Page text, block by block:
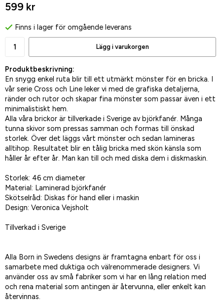
599 kr
Finns i lager för omgående leverans
Lägg i varukorgen
Produktbeskrivning:
En snygg enkel ruta blir till ett utmärkt mönster för en bricka. I
vår serie Cross och Line leker vi med de grafiska detaljerna,
ränder och rutor och skapar fina mönster som passar även i ett
minimalistiskt hem.
Alla våra brickor är tillverkade i Sverige av björkfanér. Många
tunna skivor som pressas samman och formas till önskad
storlek. Över det läggs vårt mönster och sedan lamineras
alltihop. Resultatet blir en tålig bricka med skön känsla som
håller år efter år. Man kan till och med diska dem i diskmaskin.
Storlek: 46 cm diameter
Material: Laminerad björkfanér
Skötselråd: Diskas för hand eller i maskin
Design: Veronica Vejsholt
Tillverkad i Sverige
Alla Born in Swedens designs är framtagna enbart för oss i
samarbete med duktiga och välrenommerade designers. Vi
använder oss av små fabriker som vi har en lång relation med
och rena material som antingen är återvunna, eller enkelt kan
återvinnas.